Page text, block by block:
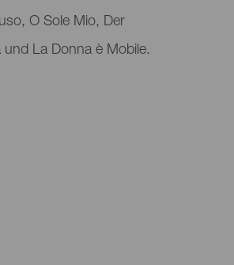
O Sole Mio, Der
und La Donna è Mobile.